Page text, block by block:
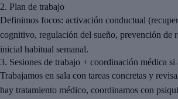
2. Plan de trabajo
Definimos focos: activación conductual
cognitivo, regulación del sueño, prevención de
inicial habitual semanal.
3. Sesiones de trabajo + coordinación médica si
Trabajamos en sala con tareas concretas y
hay tratamiento médico, coordinamos con